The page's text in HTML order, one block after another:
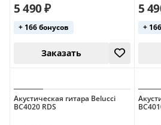
Заказать
5 490 ₽
+ 166 бонусов
5
+
Акустическая гитара Belucci
BC4020 RDS